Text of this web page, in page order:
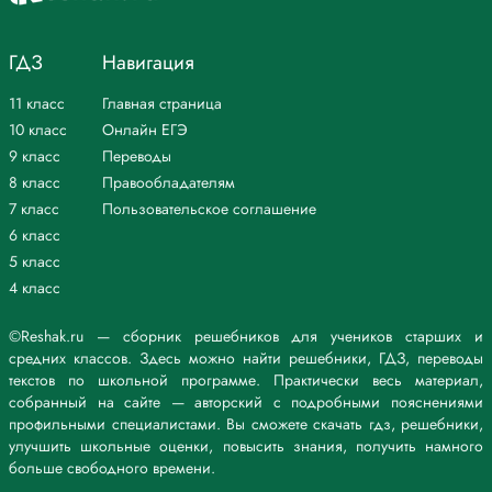
©Reshak.ru — сборник решебников для учеников старших и
средних классов. Здесь можно найти решебники, ГДЗ, переводы
текстов по школьной программе. Практически весь материал,
собранный на сайте — авторский с подробными пояснениями
профильными специалистами. Вы сможете скачать гдз, решебники,
улучшить школьные оценки, повысить знания, получить намного
больше свободного времени.
ГДЗ
11 класс
10 класс
9 класс
8 класс
7 класс
6 класс
5 класс
4 класс
Навигация
Главная страница
Онлайн ЕГЭ
Переводы
Правообладателям
Пользовательское соглашение